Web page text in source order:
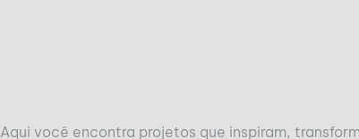
Aqui você encontra projetos que inspiram,